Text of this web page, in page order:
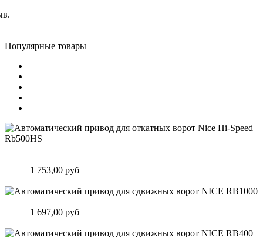
Популярные товары
1 753,00 руб
1 697,00 руб